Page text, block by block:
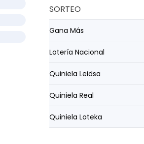
SORTEO
Gana Más
Lotería Nacional
Quiniela Leidsa
Quiniela Real
Quiniela Loteka